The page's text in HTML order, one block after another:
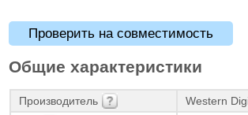
Проверить на совместимость
Общие характеристики
Производитель
Western